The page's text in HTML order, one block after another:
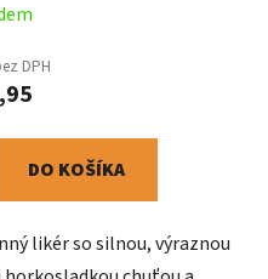
DPH
DO KOŠÍKA
likér so silnou, výraznou